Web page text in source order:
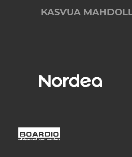
KASVUA